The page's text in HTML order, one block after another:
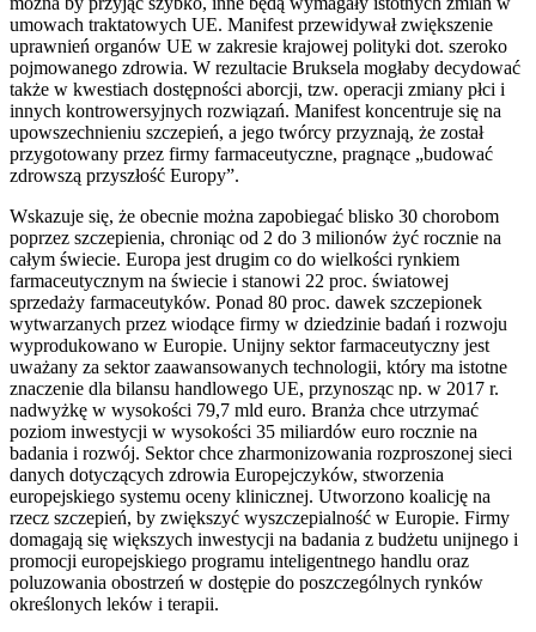
umowach traktatowych UE. Manifest przewidywał zwiększenie
uprawnień organów UE w zakresie krajowej polityki dot. szeroko
pojmowanego zdrowia. W rezultacie Bruksela mogłaby decydować
także w kwestiach dostępności aborcji, tzw. operacji zmiany płci i
innych kontrowersyjnych rozwiązań. Manifest koncentruje się na
upowszechnieniu szczepień, a jego twórcy przyznają, że został
przygotowany przez firmy farmaceutyczne, pragnące „budować
zdrowszą przyszłość Europy”.
Wskazuje się, że obecnie można zapobiegać blisko 30 chorobom
poprzez szczepienia, chroniąc od 2 do 3 milionów żyć rocznie na
całym świecie. Europa jest drugim co do wielkości rynkiem
farmaceutycznym na świecie i stanowi 22 proc. światowej
sprzedaży farmaceutyków. Ponad 80 proc. dawek szczepionek
wytwarzanych przez wiodące firmy w dziedzinie badań i rozwoju
wyprodukowano w Europie. Unijny sektor farmaceutyczny jest
uważany za sektor zaawansowanych technologii, który ma istotne
znaczenie dla bilansu handlowego UE, przynosząc np. w 2017 r.
nadwyżkę w wysokości 79,7 mld euro. Branża chce utrzymać
poziom inwestycji w wysokości 35 miliardów euro rocznie na
badania i rozwój. Sektor chce zharmonizowania rozproszonej sieci
danych dotyczących zdrowia Europejczyków, stworzenia
europejskiego systemu oceny klinicznej. Utworzono koalicję na
rzecz szczepień, by zwiększyć wyszczepialność w Europie. Firmy
domagają się większych inwestycji na badania z budżetu unijnego i
promocji europejskiego programu inteligentnego handlu oraz
poluzowania obostrzeń w dostępie do poszczególnych rynków
określonych leków i terapii.